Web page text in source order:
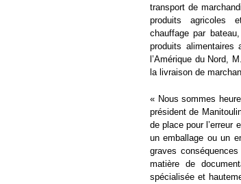
transport de
produits agricoles
chauffage par
produits
l’Amérique du Nord,
la livraison de
« Nous sommes
président de
de place pour l’erreur
un emballage ou un
graves
matière de
spécialisée et